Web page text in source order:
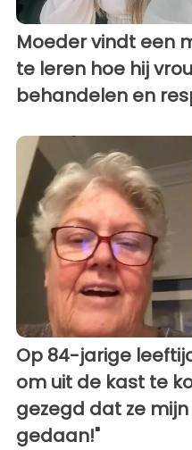
Moeder vindt een
te leren hoe hij
behandelen en
Op 84-jarige
om uit de kast te
gezegd dat ze
gedaan!"